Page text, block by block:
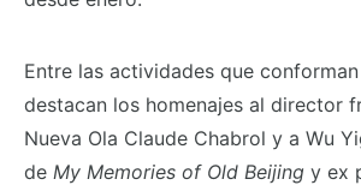
Entre las actividades que
destacan los homenajes al director
Nueva Ola Claude Chabrol y a Wu
de My Memories of Old Beijing y ex